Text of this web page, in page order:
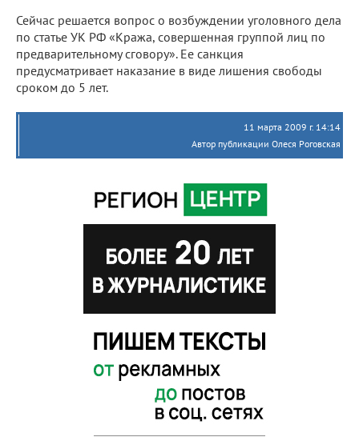
Сейчас решается вопрос о возбуждении уголовного дела
по статье УК РФ «Кража, совершенная группой лиц по
предварительному сговору». Ее санкция
предусматривает наказание в виде лишения свободы
сроком до 5 лет.
11 марта 2009 г. 14:14
Автор публикации Олеся Роговская